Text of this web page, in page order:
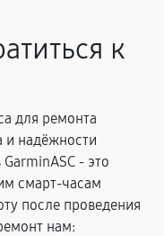
к
для ремонта
и надёжности
- это
смарт-часам
после проведения
нам: